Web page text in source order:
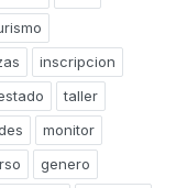
inscripcion
taller
monitor
genero